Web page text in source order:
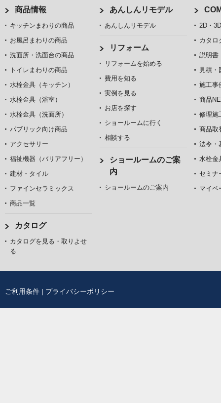
商品情報
キッチンまわりの商品
お風呂まわりの商品
洗面所・洗面台の商品
トイレまわりの商品
水栓金具（キッチン）
水栓金具（浴室）
水栓金具（洗面所）
パブリック向け商品
アクセサリー
福祉機器（バリアフリー）
建材・タイル
ファインセラミックス
商品一覧
カタログ
カタログを見る・取りよせ
る
あんしんリモデル
あんしんリモデル
リフォーム
リフォームを始める
費用を知る
実例を見る
お店を探す
ショールームに行く
相談する
ショールームのご案
内
ショールームのご案内
2D・
カタロ
説明書
見積・
施工事
商品
修理施
商品取
法令・
水栓金
セミナ
マイペ
ご利用条件 | プライバシーポリシー